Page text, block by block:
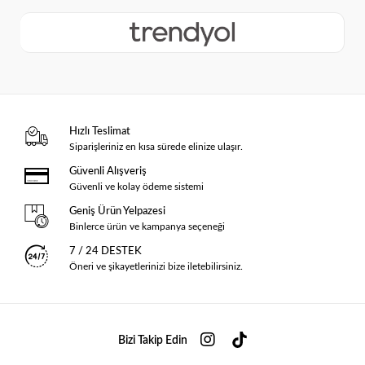
Hızlı Teslimat
Siparişleriniz en kısa sürede elinize ulaşır.
Güvenli Alışveriş
Güvenli ve kolay ödeme sistemi
Geniş Ürün Yelpazesi
Binlerce ürün ve kampanya seçeneği
7 / 24 DESTEK
Öneri ve şikayetlerinizi bize iletebilirsiniz.
Bizi Takip Edin